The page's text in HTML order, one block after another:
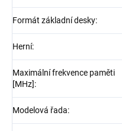
Formát základní desky:
Herní:
Maximální frekvence paměti
[MHz]:
Modelová řada: